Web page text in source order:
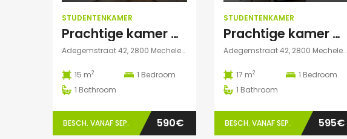
STUDENTENKAMER
Prachtige kamer met eigen sanitair!
Adegemstraat 42, 2800 Mechelen, België
15 m2 1 Bedroom
1 Bathroom
BESCH. VANAF SEP. 590€
STUDENTENKAMER
Prachtige kamer met eigen sanitair.
Adegemstraat 42, 2800 Mechelen, België
17 m2 1 Bedroom
1 Bathroom
BESCH. VANAF SEP. 595€